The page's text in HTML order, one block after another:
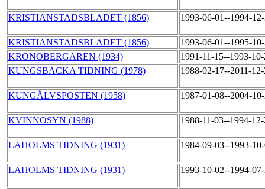
KRISTIANSTADSBLADET (1856) 1993-06-01--1994-
KRISTIANSTADSBLADET (1856)
1993-06-01--1995-
KRONOBERGAREN (1934)
1991-11-15--1993-
KUNGSBACKA TIDNING (1978)
1988-02-17--2011-
KUNGÄLVSPOSTEN (1958) 1987-01-08--2004-
KVINNOSYN (1988) 1988-11-03--1994-
LAHOLMS TIDNING (1931) 1984-09-03--1993-
LAHOLMS TIDNING (1931) 1993-10-02--1994-